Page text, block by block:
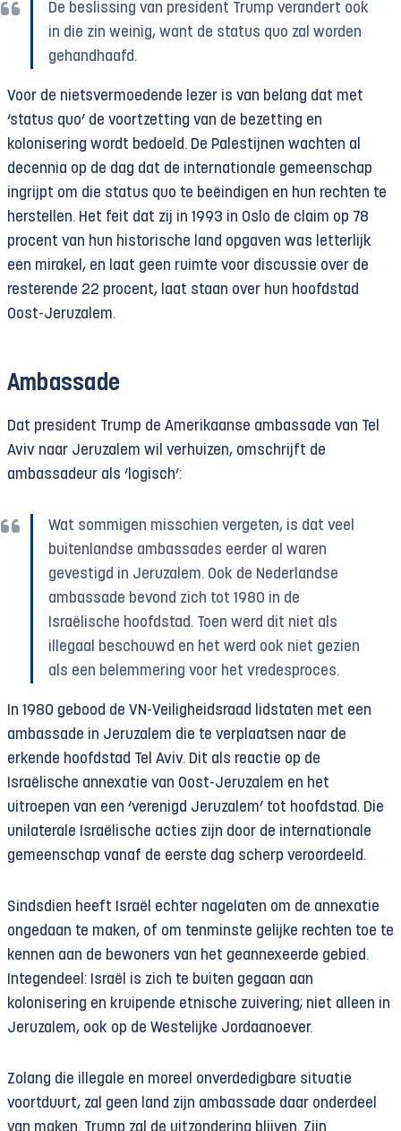
De beslissing van president Trump verandert ook
in die zin weinig, want de status quo zal worden
gehandhaafd.
Voor de nietsvermoedende lezer is van belang dat met
‘status quo’ de voortzetting van de bezetting en
kolonisering wordt bedoeld. De Palestijnen wachten al
decennia op de dag dat de internationale gemeenschap
ingrijpt om die status quo te beëindigen en hun rechten te
herstellen. Het feit dat zij in 1993 in Oslo de claim op 78
procent van hun historische land opgaven was letterlijk
een mirakel, en laat geen ruimte voor discussie over de
resterende 22 procent, laat staan over hun hoofdstad
Oost-Jeruzalem.
Ambassade
Dat president Trump de Amerikaanse ambassade van Tel
Aviv naar Jeruzalem wil verhuizen, omschrijft de
ambassadeur als ‘logisch’:
Wat sommigen misschien vergeten, is dat veel
buitenlandse ambassades eerder al waren
gevestigd in Jeruzalem. Ook de Nederlandse
ambassade bevond zich tot 1980 in de
Israëlische hoofdstad. Toen werd dit niet als
illegaal beschouwd en het werd ook niet gezien
als een belemmering voor het vredesproces.
In 1980 gebood de VN-Veiligheidsraad lidstaten met een
ambassade in Jeruzalem die te verplaatsen naar de
erkende hoofdstad Tel Aviv. Dit als reactie op de
Israëlische annexatie van Oost-Jeruzalem en het
uitroepen van een ‘verenigd Jeruzalem’ tot hoofdstad. Die
unilaterale Israëlische acties zijn door de internationale
gemeenschap vanaf de eerste dag scherp veroordeeld.
Sindsdien heeft Israël echter nagelaten om de annexatie
ongedaan te maken, of om tenminste gelijke rechten toe te
kennen aan de bewoners van het geannexeerde gebied.
Integendeel: Israël is zich te buiten gegaan aan
kolonisering en kruipende etnische zuivering; niet alleen in
Jeruzalem, ook op de Westelijke Jordaanoever.
Zolang die illegale en moreel onverdedigbare situatie
voortduurt, zal geen land zijn ambassade daar onderdeel
van maken. Trump zal de uitzondering blijven. Zijn